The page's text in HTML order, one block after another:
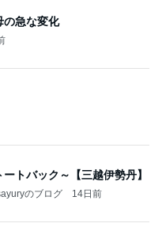
の急な変化
ートバック～【三越伊勢丹】
のブログ 14日前